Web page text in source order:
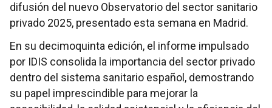
difusión del nuevo Observatorio del sector sanitario
privado 2025, presentado esta semana en Madrid.
En su decimoquinta edición, el informe impulsado
por IDIS consolida la importancia del sector privado
dentro del sistema sanitario español, demostrando
su papel imprescindible para mejorar la